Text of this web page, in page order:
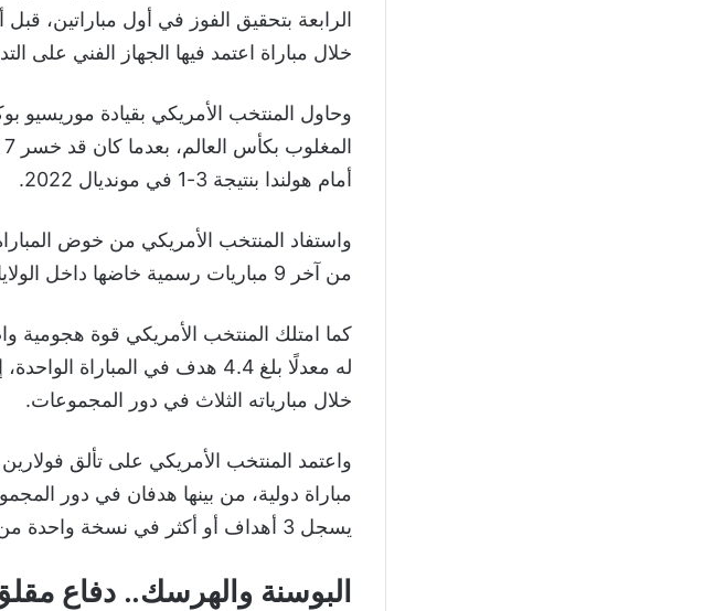
الرابعة بتحقيق الفوز في أول مباراتين،
خلال مباراة اعتمد فيها الجهاز الفني على
وحاول المنتخب الأمريكي بقيادة موريسيو
أمام هولندا بنتيجة 3-1 في مونديال 2022.
واستفاد المنتخب الأمريكي من خوض
من آخر 9 مباريات رسمية خاضها داخل الولايات المتحدة، مقابل 6 انتصارات وتعادل واحد.
خلال مبارياته الثلاث في دور المجموعات.
مباراة دولية، من بينها هدفان في دور
يسجل 3 أهداف أو أكثر في نسخة واحدة من كأس العالم.
البوسنة والهرسك.. دفاع